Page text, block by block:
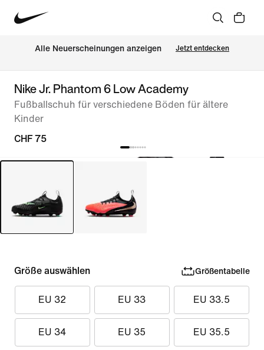
Alle Neuerscheinungen anzeigen Jetzt entdecken
Nike Jr. Phantom 6 Low Academy
Fußballschuh für verschiedene Böden für ältere
Kinder
CHF 75
Größe auswählen Größentabelle
EU 32 EU 33 EU 33.5
EU 34 EU 35 EU 35.5